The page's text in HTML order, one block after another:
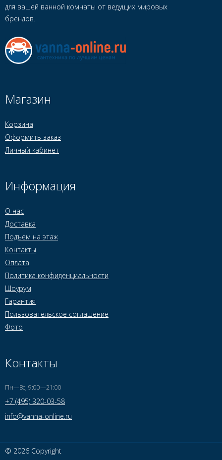
для вашей ванной комнаты от ведущих мировых
брендов.
Магазин
Корзина
Оформить заказ
Личный кабинет
Информация
О нас
Доставка
Подъем на этаж
Контакты
Оплата
Политика конфиденциальности
Шоурум
Гарантия
Пользовательское соглашение
Фото
Контакты
Пн—Вс, 9:00—21:00
+7 (495) 320-03-58
info@vanna-online.ru
© 2026 Copyright